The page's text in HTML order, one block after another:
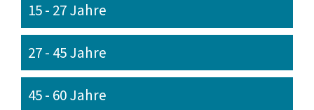
15 - 27 Jahre
27 - 45 Jahre
45 - 60 Jahre